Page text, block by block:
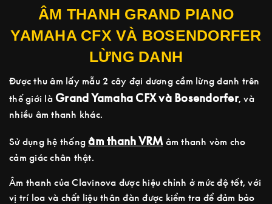
ÂM THANH GRAND PIANO
YAMAHA CFX VÀ BOSENDORFER
LỪNG DANH
Được thu âm lấy mẫu 2 cây đại dương cầm lừng danh trên
thế giới là Grand Yamaha CFX và Bosendorfer, và
nhiều âm thanh khác.
Sử dụng hệ thốngâm thanh VRM âm thanh vòm cho
cảm giác chân thật.
Âm thanh của Clavinova được hiệu chỉnh ở mức độ tốt, với
vị trí loa và chất liệu thân đàn được kiểm tra để đảm bảo